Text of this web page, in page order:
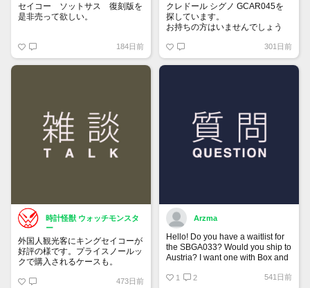
セイコー ソットサス 復刻版を
是非売って欲しい。
184日前
クレドール シグノ GCAR045を
探しています。
お持ちの方はいませんでしょう
301日前
時計怪獣 ウォッチモンスタ
ー
外国人観光客にキングセイコーが
好評の様です。プライスノールッ
クで購入されるケースも。
473日前
Arzma
Hello! Do you have a waitlist for
the SBGA033? Would you ship to
Austria? I want one with Box and
1 2 541日前